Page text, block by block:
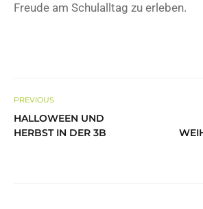
Freude am Schulalltag zu erleben.
PREVIOUS
HALLOWEEN UND
HERBST IN DER 3B